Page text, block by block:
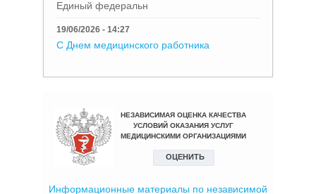
Единый федеральн
19/06/2026 - 14:27
С Днем медицинского работника
Информационные материалы по независимой